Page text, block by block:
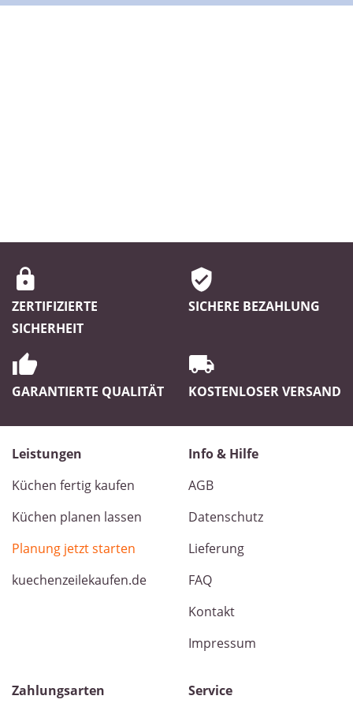
ZERTIFIZIERTE
SICHERHEIT
SICHERE BEZAHLUNG
GARANTIERTE QUALITÄT KOSTENLOSER VERSAND
Leistungen
Küchen fertig kaufen
Küchen planen lassen
Planung jetzt starten
kuechenzeilekaufen.de
Info & Hilfe
AGB
Datenschutz
Lieferung
FAQ
Kontakt
Impressum
Zahlungsarten Service